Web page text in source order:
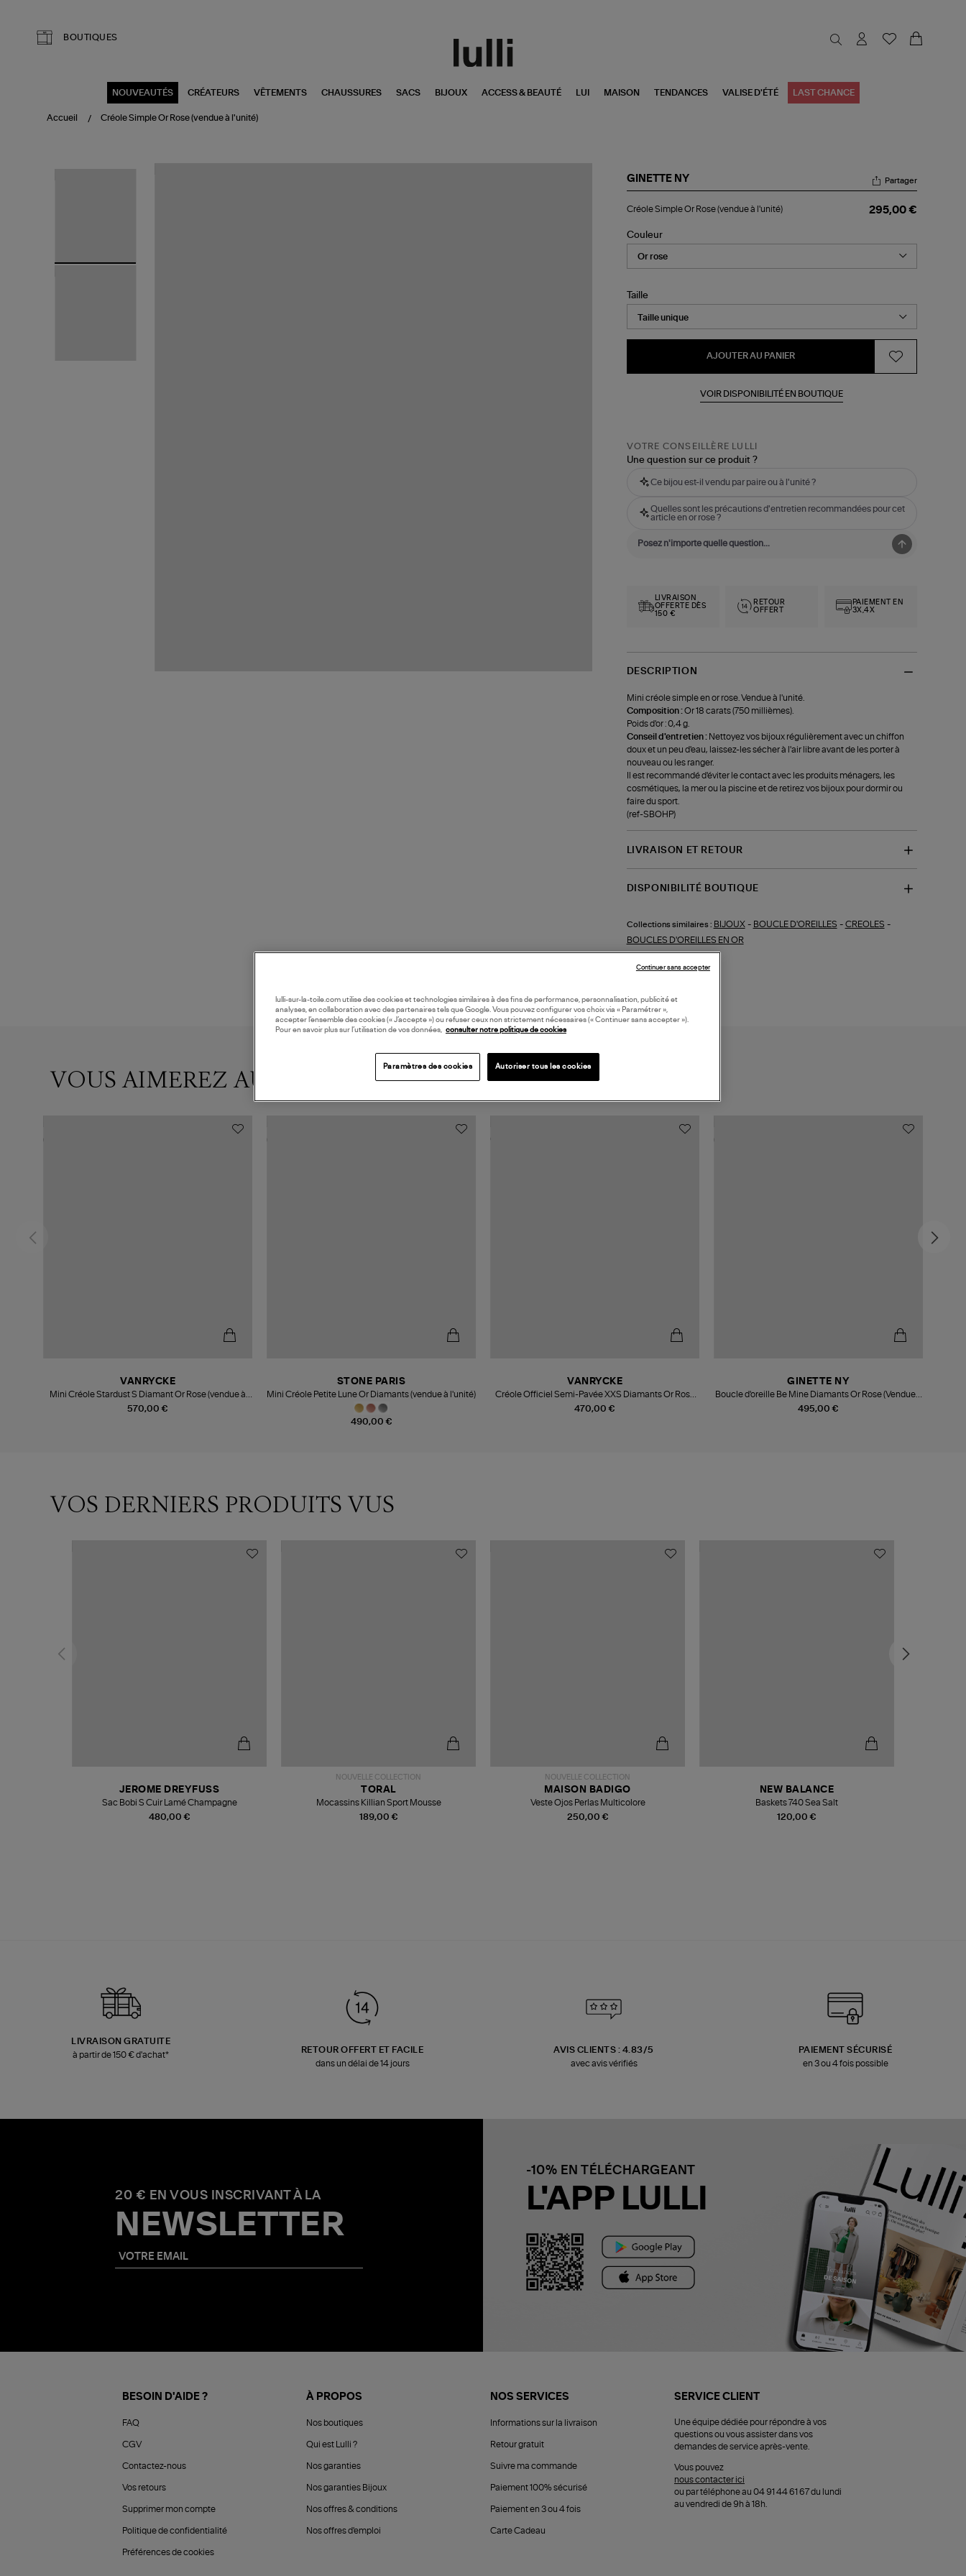
BOUTIQUES
NOUVEAUTÉS CRÉATEURS VÊTEMENTS CHAUSSURES SACS BIJOUX ACCESS & BEAUTÉ LUI MAISON TENDANCES VALISE D'ÉTÉ LAST CHANCE
Accueil Créole Simple Or Rose (vendue à l'unité)
GINETTE NY
Simple
Rose
(vendue
l'unité)
Partager
Créole Simple Or Rose (vendue à l'unité) 295,00 €
Couleur
Taille
AJOUTER AU PANIER
VOIR DISPONIBILITÉ EN BOUTIQUE
VOTRE CONSEILLÈRE LULLI
Une question sur ce produit ?
Ce bijou est-il vendu par paire ou à l'unité ?
Quelles sont les précautions d'entretien recommandées pour cet
article en or rose ?
LIVRAISON
OFFERTE DÈS
150 €
RETOUR
OFFERT
PAIEMENT EN
3X,4X
DESCRIPTION
Mini créole simple en or rose. Vendue à l'unité.
Composition :Or 18 carats (750 millièmes).
Poids d'or : 0,4 g.
Conseil d'entretien : Nettoyez vos bijoux régulièrement avec un chiffon
doux et un peu d'eau, laissez-les sécher à l'air libre avant de les porter à
nouveau ou les ranger.
Il est recommandé d'éviter le contact avec les produits ménagers, les
cosmétiques, la mer ou la piscine et de retirez vos bijoux pour dormir ou
faire du sport.
(ref-SBOHP)
LIVRAISON ET RETOUR
DISPONIBILITÉ BOUTIQUE
Collections similaires : BIJOUX- BOUCLE D'OREILLES - CREOLES -
BOUCLES D'OREILLES EN OR
VOUS AIMEREZ AUSSI
570,00 €
VANRYCKE
Mini Créole Stardust S Diamant Or Rose (vendue à
l'unité)
490,00 €
STONE PARIS
Mini Créole Petite Lune Or Diamants (vendue à l'unité)
470,00 €
VANRYCKE
Créole Officiel Semi-Pavée XXS Diamants Or Rose
(vendue à l'unité)
495,00 €
GINETTE NY
Boucle d'oreille Be Mine Diamants Or Rose (Vendue à
l'unité)
VOS DERNIERS PRODUITS VUS
480,00 €
JEROME DREYFUSS
Sac Bobi S Cuir Lamé Champagne
NOUVELLE COLLECTION
189,00 €
TORAL
Mocassins Killian Sport Mousse
NOUVELLE COLLECTION
250,00 €
MAISON BADIGO
Veste Ojos Perlas Multicolore
120,00 €
NEW BALANCE
Baskets 740 Sea Salt
LIVRAISON GRATUITE
à partir de 150 € d'achat*
RETOUR OFFERT ET FACILE
dans un délai de 14 jours
AVIS CLIENTS : 4.83/5
avec avis vérifiés
PAIEMENT SÉCURISÉ
en 3 ou 4 fois possible
20 € EN VOUS INSCRIVANT À LA
NEWSLETTER
-10% EN TÉLÉCHARGEANT
L'APP LULLI
BESOIN D'AIDE ?
FAQ
CGV
Contactez-nous
Vos retours
Supprimer mon compte
Politique de confidentialité
Préférences de cookies
À PROPOS
Nos boutiques
Qui est Lulli ?
Nos garanties
Nos garanties Bijoux
Nos offres & conditions
Nos offres d'emploi
NOS SERVICES
Informations sur la livraison
Retour gratuit
Suivre ma commande
Paiement 100% sécurisé
Paiement en 3 ou 4 fois
Carte Cadeau
SERVICE CLIENT
Une équipe dédiée pour répondre à vos
questions ou vous assister dans vos
demandes de service après-vente.
Vous pouvez
nous contacter ici
ou par téléphone au 04 91 44 61 67 du lundi
au vendredi de 9h à 18h.
lulli-sur-la-toile.com utilise des cookies et technologies similaires à des fins de performance, personnalisation, publicité et
analyses, en collaboration avec des partenaires tels que Google. Vous pouvez configurer vos choix via « Paramétrer »,
accepter l’ensemble des cookies (« J’accepte ») ou refuser ceux non strictement nécessaires (« Continuer sans accepter »).
Pour en savoir plus sur l’utilisation de vos données, consulter notre politique de cookies
Paramètres des cookies Autoriser tous les cookies
Continuer sans accepter